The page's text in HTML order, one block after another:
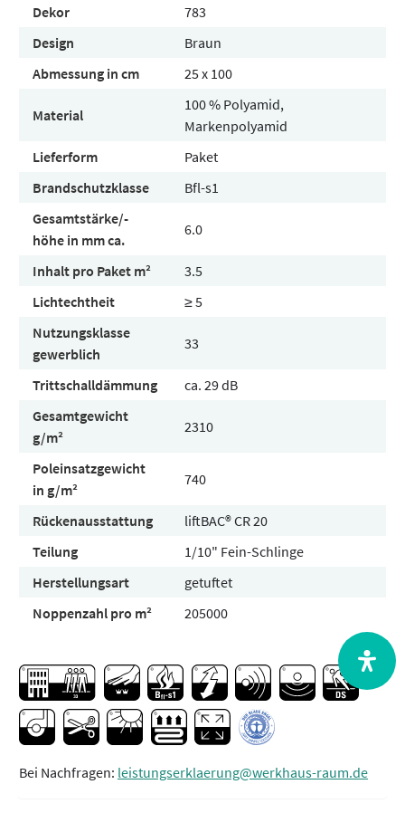
Dekor
783
Design
Braun
Abmessung in cm
25 x 100
Material
100 % Polyamid,
Markenpolyamid
Lieferform
Paket
Brandschutzklasse
Bfl-s1
Gesamtstärke/-
höhe in mm ca.
6.0
Inhalt pro Paket m²
3.5
Lichtechtheit
≥ 5
Nutzungsklasse
gewerblich
33
Trittschalldämmung
ca. 29 dB
Gesamtgewicht
g/m²
2310
Poleinsatzgewicht
in g/m²
740
Rückenausstattung
liftBAC® CR 20
Teilung
1/10" Fein-Schlinge
Herstellungsart
getuftet
Noppenzahl pro m²
205000
Bei Nachfragen: leistungserklaerung@werkhaus-raum.de